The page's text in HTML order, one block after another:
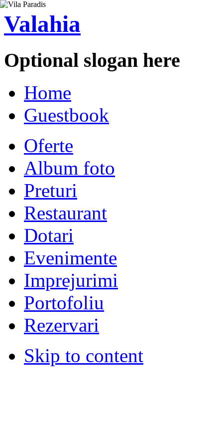
Valahia
Optional slogan here
Home
Guestbook
Oferte
Album foto
Preturi
Restaurant
Dotari
Evenimente
Imprejurimi
Portofoliu
Rezervari
Skip to content